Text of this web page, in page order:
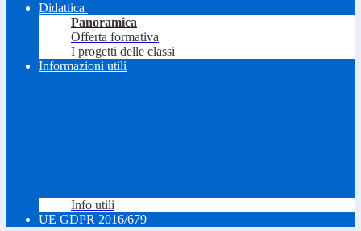
Didattica
Panoramica
Offerta formativa
I progetti delle classi
Informazioni utili
Info utili
UE GDPR 2016/679